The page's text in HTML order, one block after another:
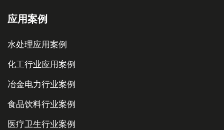
应用案例
水处理应用案例
化工行业应用案例
冶金电力行业案例
食品饮料行业案例
医疗卫生行业案例